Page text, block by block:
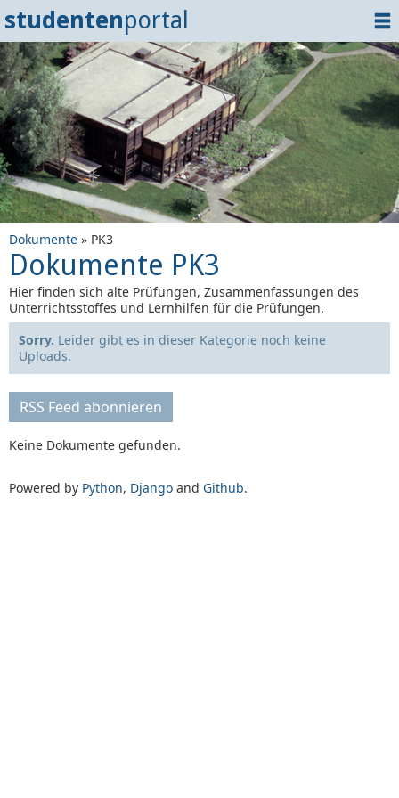
studentenportal
Home
Dokumente
Events
? Tipps
Login
Dokumente » PK3
Dokumente PK3
Hier finden sich alte Prüfungen, Zusammenfassungen des
Unterrichtsstoffes und Lernhilfen für die Prüfungen.
Sorry. Leider gibt es in dieser Kategorie noch keine
Uploads.
RSS Feed abonnieren
Keine Dokumente gefunden.
Powered by Python, Django and Github.